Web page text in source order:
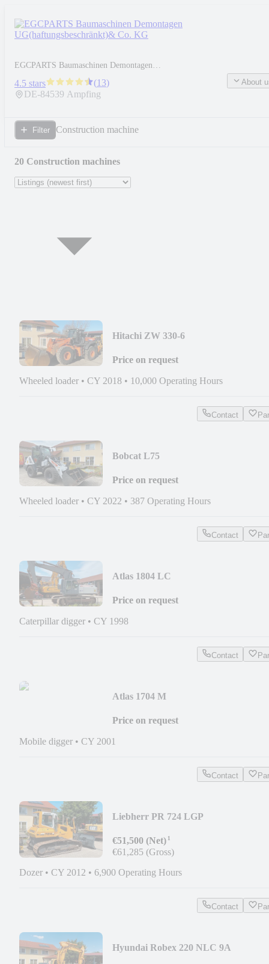
EGCPARTS Baumaschinen Demontagen
UG(haftungsbeschränkt)& Co. KG
4.5 stars (13)
DE-84539 Ampfing
About
Filter Construction machine
20 Construction machines
Hitachi ZW 330-6
Price on request
Wheeled loader • CY 2018 • 10,000 Operating Hours
Contact
Bobcat L75
Price on request
Wheeled loader • CY 2022 • 387 Operating Hours
Contact
Atlas 1804 LC
Price on request
Caterpillar digger • CY 1998
Contact
Atlas 1704 M
Price on request
Mobile digger • CY 2001
Contact
Liebherr PR 724 LGP
€51,500 (Net)¹
€61,285 (Gross)
Dozer • CY 2012 • 6,900 Operating Hours
Contact
Hyundai Robex 220 NLC 9A